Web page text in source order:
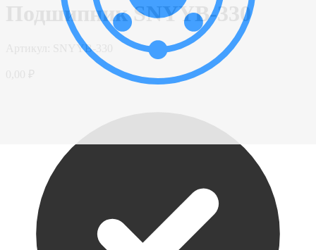
Подшипник SNYYB-330
SNYYB-330